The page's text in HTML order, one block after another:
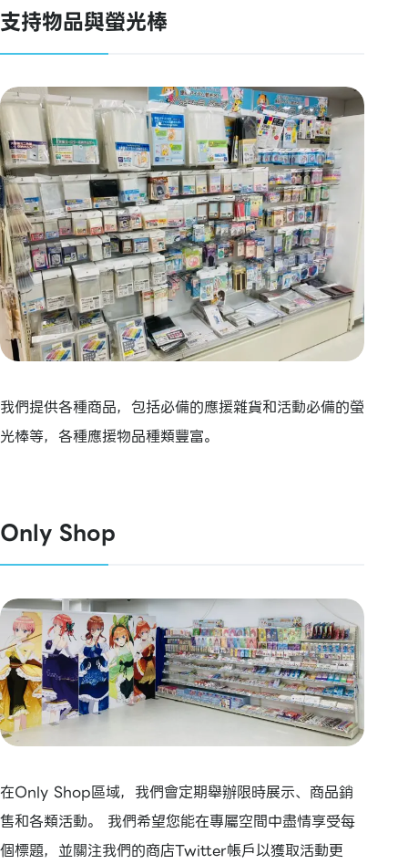
支持物品與螢光棒
我們提供各種商品，包括必備的應援雜貨和活動必備的螢
光棒等，各種應援物品種類豐富。
Only Shop
在Only Shop區域，我們會定期舉辦限時展示、商品銷
售和各類活動。 我們希望您能在專屬空間中盡情享受每
個標題，並關注我們的商店Twitter帳戶以獲取活動更